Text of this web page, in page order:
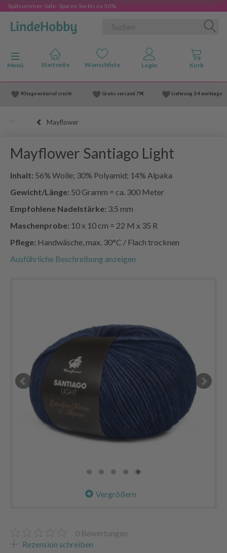
Spätsommer-Sale- Sparen Sie bis zu 50%
Anzeige ändern
Menü
90 tage widerruf srecht Gratis versand 79€ Lieferung 2-4 werktage
Mayflower
Mayflower Santiago Light
Inhalt: 56% Wolle; 30% Polyamid; 14% Alpaka
Gewicht/Länge: 50 Gramm = ca. 300 Meter
Empfohlene Nadelstärke: 3.5 mm
Maschenprobe: 10 x 10 cm = 22 M x 35 R
Pflege: Handwäsche, max. 30°C / Flach trocknen
Ausführliche Beschreibung anzeigen
Vergrößern
0 Bewertungen
Rezension schreiben